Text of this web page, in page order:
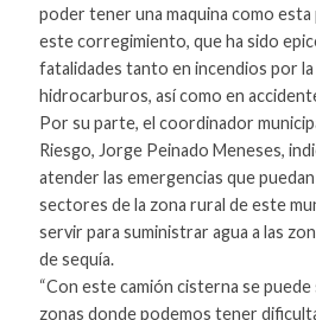
poder tener una maquina como
este corregimiento, que ha sido
fatalidades tanto en incendios por
hidrocarburos, así como en
Por su parte, el coordinador
Riesgo, Jorge Peinado Meneses,
atender las emergencias que
sectores de la zona rural de este
servir para suministrar agua a las
de sequía.
“Con este camión cisterna se
zonas donde podemos tener